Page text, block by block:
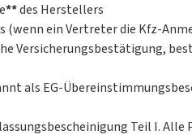
**des Herstellers
(wenn ein Vertreter die Kfz-
Versicherungsbestätigung,
als EG-
Teil I. Alle